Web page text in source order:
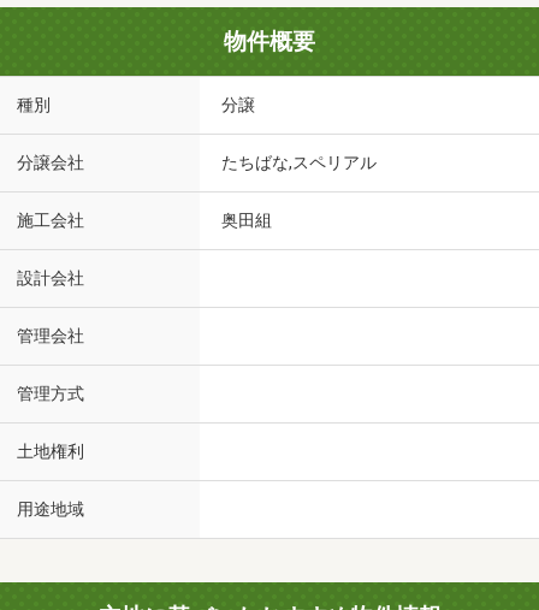
物件概要
種別 分譲
分譲会社 たちばな,スペリアル
施工会社 奥田組
設計会社
管理会社
管理方式
土地権利
用途地域